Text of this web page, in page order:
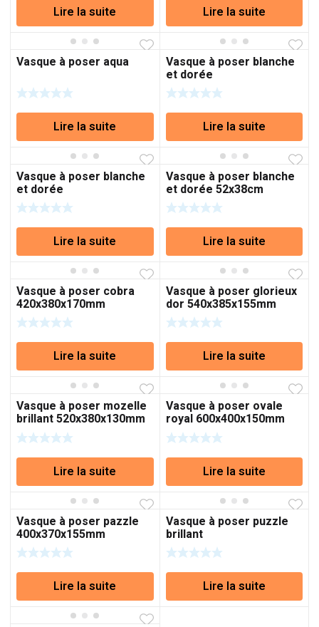
Lire la suite Lire la suite
Vasque à poser aqua
Lire la suite
Vasque à poser blanche
et dorée
Lire la suite
Vasque à poser blanche
et dorée
520x380x150mm
Lire la suite
Vasque à poser blanche
et dorée 52x38cm
Lire la suite
Vasque à poser cobra
420x380x170mm
Lire la suite
Vasque à poser glorieux
dor 540x385x155mm
Lire la suite
Vasque à poser mozelle
brillant 520x380x130mm
Lire la suite
Vasque à poser ovale
royal 600x400x150mm
Lire la suite
Vasque à poser pazzle
400x370x155mm
Lire la suite
Vasque à poser puzzle
brillant
Lire la suite